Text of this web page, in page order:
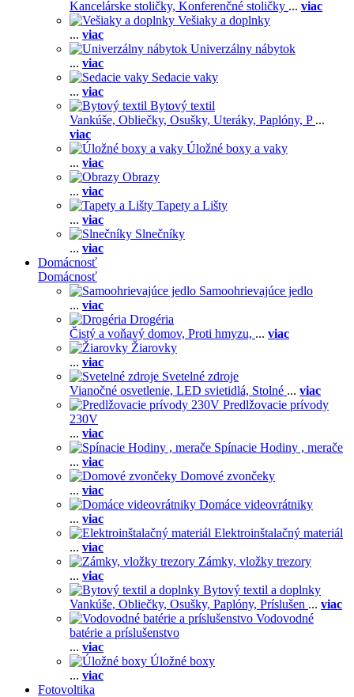
Kancelárske stoličky, Konferenčné stoličky ... viac
Vešiaky a doplnky
... viac
Univerzálny nábytok
... viac
Sedacie vaky
... viac
Bytový textil
Vankúše, Obliečky, Osušky, Uteráky, Paplóny, P ...
viac
Úložné boxy a vaky
... viac
Obrazy
... viac
Tapety a Lišty
... viac
Slnečníky
... viac
Domácnosť
Domácnosť
Samoohrievajúce jedlo
... viac
Drogéria
Čistý a voňavý domov, Proti hmyzu, ... viac
Žiarovky
... viac
Svetelné zdroje
Vianočné osvetlenie, LED svietidlá, Stolné ... viac
Predlžovacie prívody
230V
... viac
Spínacie Hodiny , merače
... viac
Domové zvončeky
... viac
Domáce videovrátniky
... viac
Elektroinštalačný materiál
... viac
Zámky, vložky trezory
... viac
Bytový textil a doplnky
Vankúše, Obliečky, Osušky, Paplóny, Príslušen ... viac
Vodovodné
batérie a príslušenstvo
... viac
Úložné boxy
... viac
Fotovoltika